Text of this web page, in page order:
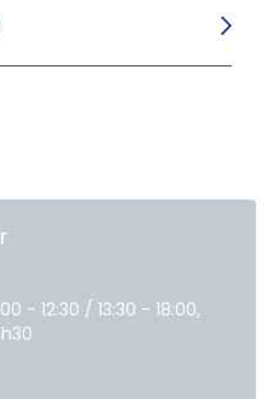
- 12:30 / 13:30 - 18:00,